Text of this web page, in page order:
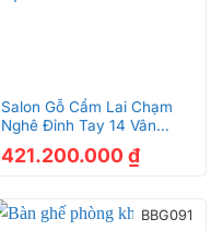
Salon Gỗ Cẩm Lai Chạm
Nghê Đỉnh Tay 14 Vân
421.200.000 ₫
BBG091